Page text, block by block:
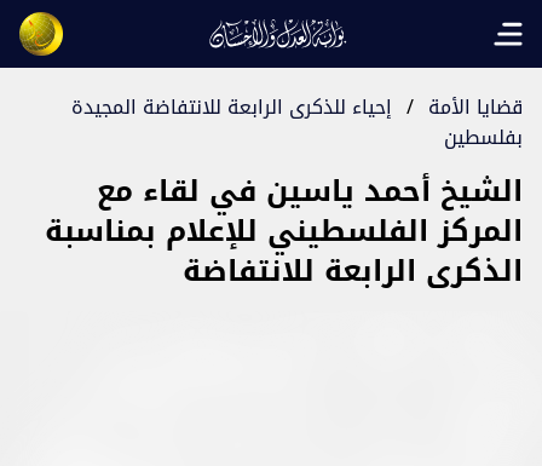
Open main menu
قضايا الأمة / إحياء للذكرى الرابعة للانتفاضة المجيدة
بفلسطين
الشيخ أحمد ياسين في لقاء مع
المركز الفلسطيني للإعلام بمناسبة
الذكرى الرابعة للانتفاضة